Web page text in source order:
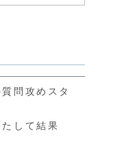
問攻めスタ
して結果